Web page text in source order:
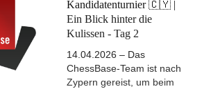
Kandidatenturnier 🇨🇾 |
Ein Blick hinter die
Kulissen - Tag 2
14.04.2026 – Das
ChessBase-Team ist nach
Zypern gereist, um beim